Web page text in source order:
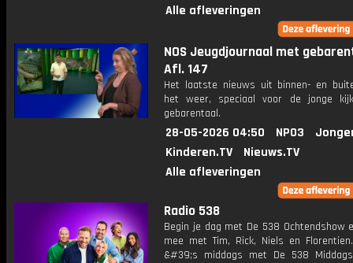
Alle afleveringen
NOS Jeugdjournaal met
Afl. 147
Het laatste nieuws uit binnen- en
het weer, speciaal voor de jonge
gebarentaal.
28-05-2026 04:50 NPO3
Kinderen.TV
Nieuws.TV
Alle afleveringen
Radio 538
Begin je dag met De 538 Ochtendshow
mee met Tim, Rick, Niels en
&#39;s middags met De 538